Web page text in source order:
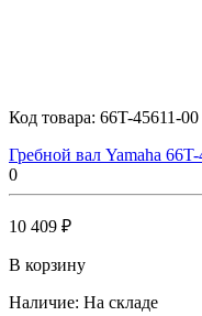
Код товара: 66T-45611-00
Гребной вал Yamaha
0
10 409 ₽
В корзину
Наличие: На складе